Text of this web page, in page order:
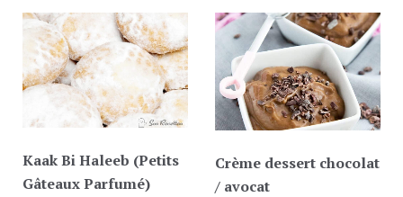
Kaak Bi Haleeb (Petits
Gâteaux Parfumé)
Crème dessert chocolat
/ avocat